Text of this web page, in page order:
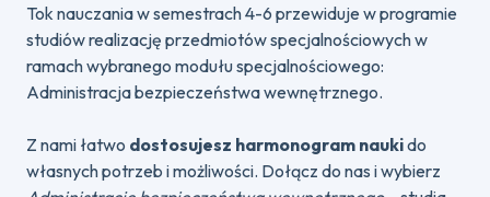
Tok nauczania w semestrach 4-6 przewiduje w programie
studiów realizację przedmiotów specjalnościowych w
ramach wybranego modułu specjalnościowego:
Administracja bezpieczeństwa wewnętrznego.
Z nami łatwo dostosujesz harmonogram naukido
własnych potrzeb i możliwości. Dołącz do nas i wybierz